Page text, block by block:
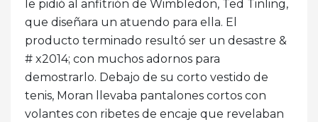
le pidió al anfitrión de Wimbledon, Ted Tinling,
que diseñara un atuendo para ella. El
producto terminado resultó ser un desastre &
# x2014; con muchos adornos para
demostrarlo. Debajo de su corto vestido de
tenis, Moran llevaba pantalones cortos con
volantes con ribetes de encaje que revelaban